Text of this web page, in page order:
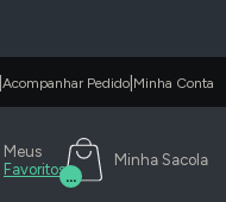
Acompanhar Pedido Minha Conta
Meus
Favoritos
Minha Sacola
...